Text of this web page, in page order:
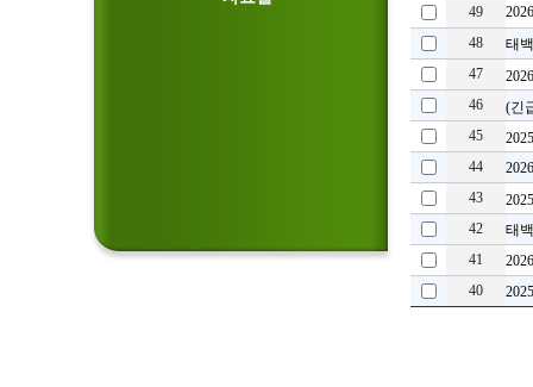
49
48
태
47
46
(긴
45
44
43
42
태
41
40